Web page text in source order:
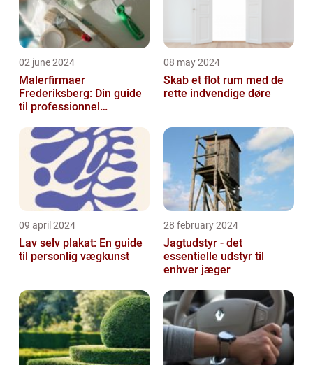
02 june 2024
Malerfirmaer
Frederiksberg: Din guide
til professionnel
08 may 2024
Skab et flot rum med de
rette indvendige døre
09 april 2024
Lav selv plakat: En guide
til personlig vægkunst
28 february 2024
Jagtudstyr - det
essentielle udstyr til
enhver jæger